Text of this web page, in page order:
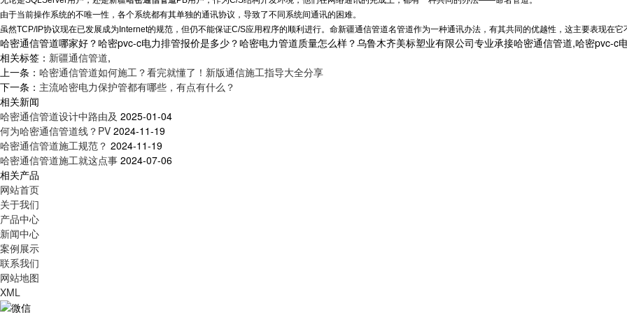
由于当前操作系统的不唯一性，各个系统都有其单独的通讯协议，导致了不同系统间通讯的困难。
虽然TCP/IP协议现在已发展成为Internet的规范，但仍不能保证C/S应用程序的顺利进行。命新疆通信管道名管道作为一种通讯办法，有其共同的优越性，这主要表现在
哈密通信管道哪家好？哈密pvc-c电力排管报价是多少？哈密电力管道质量怎么样？乌鲁木齐美标塑业有限公司专业承接哈密通信管道,哈密pvc-c
相关标签： 新疆通信管道,
上一条： 哈密通信管道如何施工？看完就懂了！新版通信施工指导大全分享
下一条： 主流哈密电力保护管都有哪些，有点有什么？
相关新闻
哈密通信管道设计中路由及 2025-01-04
何为哈密通信管道线？PV 2024-11-19
哈密通信管道施工规范？ 2024-11-19
哈密通信管道施工就这点事 2024-07-06
相关产品
网站首页
关于我们
产品中心
新闻中心
案例展示
联系我们
网站地图
XML